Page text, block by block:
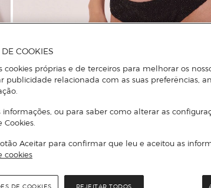
COOKIES
cookies próprias e de terceiros para melhorar os
publicidade relacionada com as suas preferências,
informações, ou para saber como alterar as
Cookies.
Aceitar para confirmar que leu e aceitou as
cookies